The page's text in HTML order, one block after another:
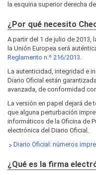
la esquina superior derecha
¿Por qué necesito
A partir del 1 de julio de 2013,
la Unión Europea será
Reglamento n.º 216/2013.
La autenticidad, integridad e
Diario Oficial están
avanzada, de conformidad
La versión en papel dejará de
que alguna perturbación
informáticos de la Oficina de
electrónica del Diario Oficial.
Diario Oficial: números
¿Qué es la firma